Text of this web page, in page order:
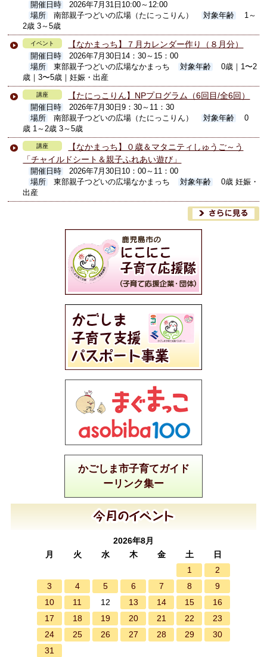
開催日時
2026年7月31日10:00～12:00
場所
南部親子つどいの広場（たにっこりん） 対象年齢
1～
2歳 3～5歳
イベント 【なかまっち】７月カレンダー作り（８月分）
開催日時
2026年7月30日14：30～15：00
場所
東部親子つどいの広場なかまっち 対象年齢
0歳｜1〜2
歳｜3〜5歳｜妊娠・出産
講座 【たにっこりん】NPプログラム（6回目/全6回）
開催日時
2026年7月30日9：30～11：30
場所
南部親子つどいの広場（たにっこりん） 対象年齢
0
歳 1～2歳 3～5歳
講座
【なかまっち】０歳＆マタニティしゅうご～う
「チャイルドシート＆親子ふれあい遊び」
開催日時
2026年7月30日10：00～11：00
場所
東部親子つどいの広場なかまっち 対象年齢
0歳 妊娠・
出産
かごしま市子育てガイド
ーリンク集ー
2026年8月
月
火 水 木 金 土
日
1
2
3
4 5 6 7 8
9
10
11 12 13 14 15
16
17
18 19 20 21 22
23
24
25 26 27 28 29
30
31